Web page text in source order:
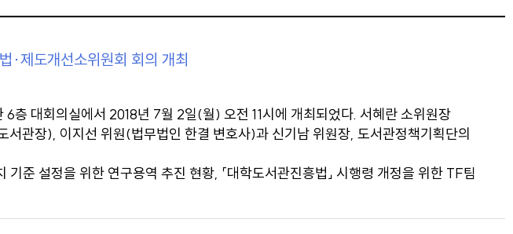
·제도개선소위원회 회의 개최
층 대회의실에서 2018년 7월 2일(월) 오전 11시에 개최되었다. 서혜란 소위원장
관장), 이지선 위원(법무법인 한결 변호사)과 신기남 위원장, 도서관정책기획단의
준 설정을 위한 연구용역 추진 현황, 「대학도서관진흥법」 시행령 개정을 위한 TF팀